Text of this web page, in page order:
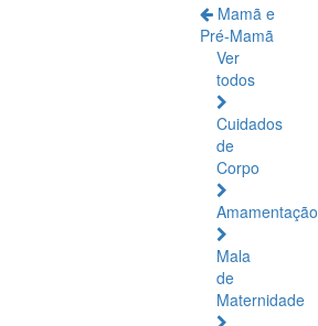
Mamã e
Pré-Mamã
Ver
todos
Cuidados
de
Corpo
Amamentação
Mala
de
Maternidade